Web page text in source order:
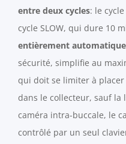
entre deux cycles: le
cycle SLOW, qui dure 10
entièrement automatique
sécurité, simplifie au
qui doit se limiter à
dans le collecteur, sauf la
caméra intra-buccale, le
contrôlé par un seul